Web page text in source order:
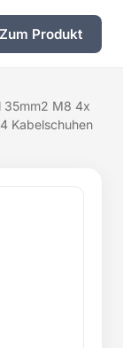
Zum Produkt
35mm2 M8 4x
Kabelschuhen